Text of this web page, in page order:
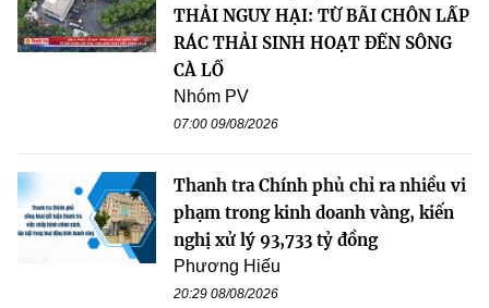
THẢI NGUY HẠI: TỪ BÃI CHÔN LẤP
RÁC THẢI SINH HOẠT ĐẾN SÔNG
CÀ LỒ
Nhóm PV
07:00 09/08/2026
Thanh tra Chính phủ chỉ ra nhiều vi
phạm trong kinh doanh vàng, kiến
nghị xử lý 93,733 tỷ đồng
Phương Hiếu
20:29 08/08/2026